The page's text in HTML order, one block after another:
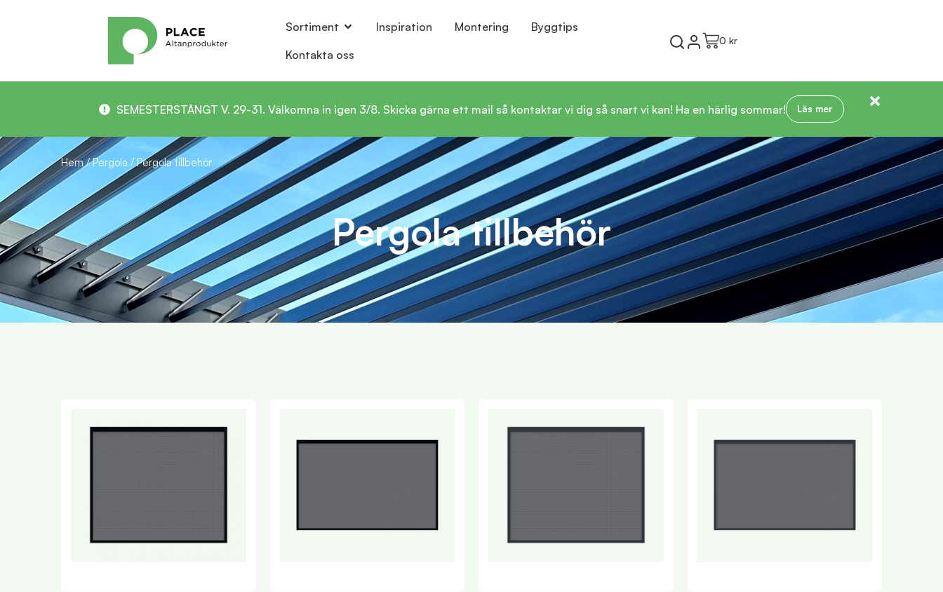
Sortiment Inspiration Montering
Byggtips
Kontakta oss
0 kr
SEMESTERSTÄNGT V. 29-31. Välkomna in igen 3/8. Skicka gärna ett mail så kontaktar vi dig så snart vi kan! Ha en härlig sommar! Läs mer
Hem/Pergola / Pergola tillbehör
Pergola tillbehör